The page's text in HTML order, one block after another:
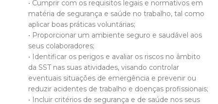
• Cumprir com os requisitos legais e normativos em
matéria de segurança e saúde no trabalho, tal como
aplicar boas práticas voluntárias;
• Proporcionar um ambiente seguro e saudável aos
seus colaboradores;
• Identificar os perigos e avaliar os riscos no âmbito
da SST nas suas atividades, visando controlar
eventuais situações de emergência e prevenir ou
reduzir acidentes de trabalho e doenças profissionais;
• Incluir critérios de segurança e de saúde nos seus